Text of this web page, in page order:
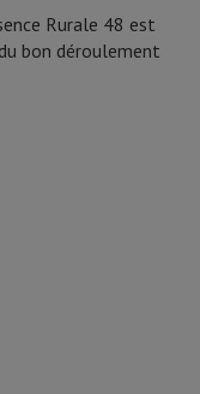
Rurale 48 est
bon déroulement